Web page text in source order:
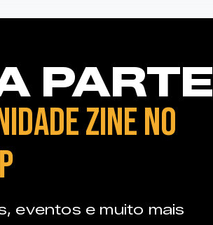
PARTE
ZINE NO
eventos e muito mais